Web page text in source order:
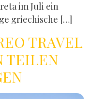
im Juli ein
griechische […]
TRAVEL
TEILEN